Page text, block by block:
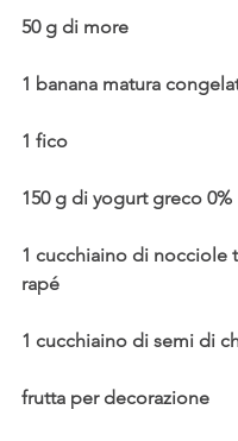
50 g di more
1 banana matura
1 fico
150 g di yogurt greco 0%
1 cucchiaino di nocciole
rapé
1 cucchiaino di semi di
frutta per decorazione